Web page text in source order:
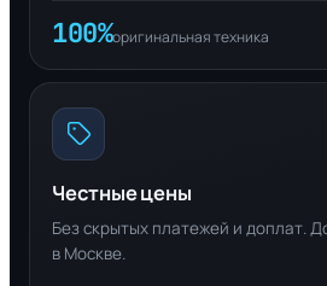
100%оригинальная техника
Честные цены
Без скрытых платежей и доплат.
в Москве.